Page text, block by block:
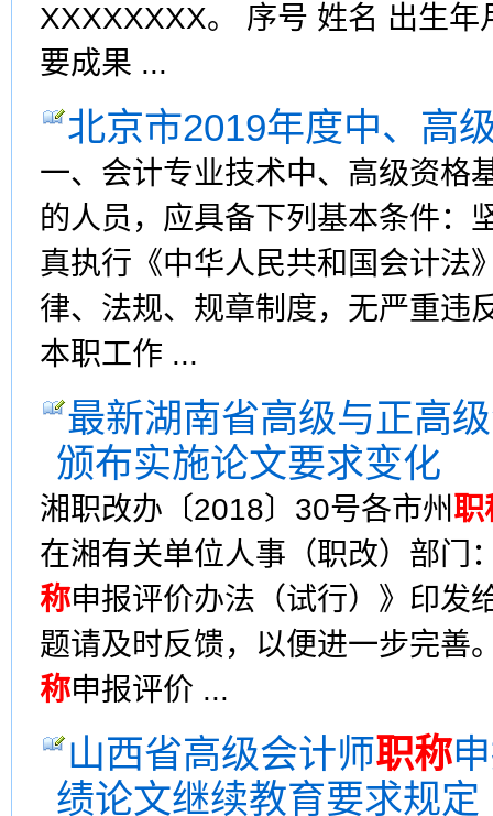
XXXXXXXX。 序号 姓名 出生
要成果 ...
北京市2019年度中、高
一、会计专业技术中、高级资格
的人员，应具备下列基本条件：
真执行《中华人民共和国会计法
律、法规、规章制度，无严重违
本职工作 ...
最新湖南省高级与正高
颁布实施论文要求变化
湘职改办〔2018〕30号各市州 职
在湘有关单位人事（职改）部门
称申报评价办法（试行）》印发
题请及时反馈，以便进一步完善
称申报评价 ...
山西省高级会计师职称
绩论文继续教育要求规定